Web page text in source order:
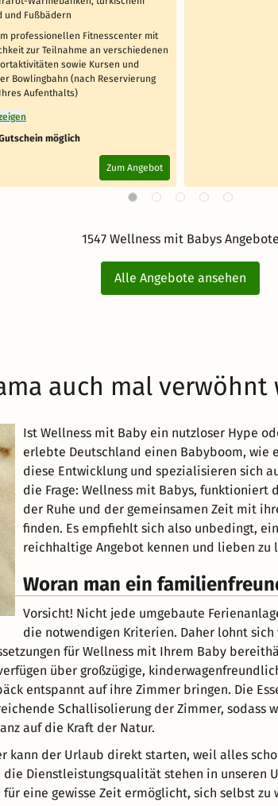
und Fußbädern
professionellen Fitnesscenter mit
zur Teilnahme an verschiedenen
sowie Kursen und
Bowlingbahn (nach Reservierung
Aufenthalts)
möglich
Zum Angebot
1547 Wellness mit Babys Angebote
Alle Angebote ansehen
auch mal
Ist Wellness mit Baby ein nutzloser Hype
erlebte Deutschland einen Babyboom, wie
diese Entwicklung und spezialisieren sich
die Frage: Wellness mit Babys, funktioniert
der Ruhe und der gemeinsamen Zeit mit
finden. Es empfiehlt sich also unbedingt, ein
reichhaltige Angebot kennen und lieben zu
Woran man ein
Vorsicht! Nicht jede umgebaute
die notwendigen Kriterien. Daher lohnt
für Wellness mit Ihrem Baby
über großzügige,
entspannt auf ihre Zimmer bringen. Die
Schallisolierung der Zimmer,
auf die Kraft der Natur.
der Urlaub direkt starten, weil alles
Dienstleistungsqualität stehen in unseren
eine gewisse Zeit ermöglicht, sich selbst zu